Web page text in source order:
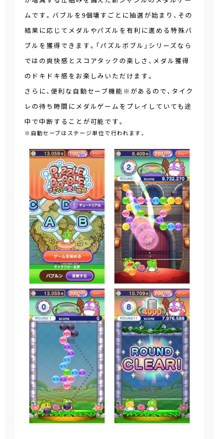
ムです。バブルを9個壊すごとに抽選が始まり、その
結果に応じてメダルやパズルを有利に進める特殊バ
ブルを獲得できます。「パズルボブル」シリーズなら
ではの爽快感とスコアタックの楽しさ、メダル獲得
のドキドキ感をお楽しみいただけます。
さらに、便利な自動セーブ機能※があるので、タイク
レの待ち時間にメダルゲームをプレイしていても途
中で中断することが可能です。
※自動セーブはステージ単位で行われます。